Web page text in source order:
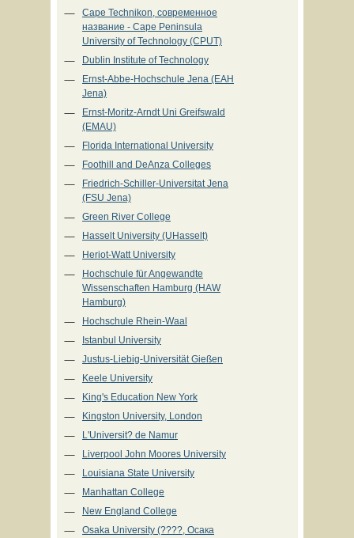
Cape Technikon, современное
название - Cape Peninsula
University of Technology (CPUT)
Dublin Institute of Technology
Ernst-Abbe-Hochschule Jena (EAH
Jena)
Ernst-Moritz-Arndt Uni Greifswald
(EMAU)
Florida International University
Foothill and DeAnza Colleges
Friedrich-Schiller-Universitat Jena
(FSU Jena)
Green River College
Hasselt University (UHasselt)
Heriot-Watt University
Hochschule für Angewandte
Wissenschaften Hamburg (HAW
Hamburg)
Hochschule Rhein-Waal
Istanbul University
Justus-Liebig-Universität Gießen
Keele University
King's Education New York
Kingston University, London
L'Universit? de Namur
Liverpool John Moores University
Louisiana State University
Manhattan College
New England College
Osaka University (????, Осака